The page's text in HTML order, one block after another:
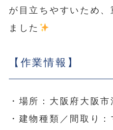
が目立ちやすいため
ました
【作業情報】
・場所：大阪府大阪市
・建物種類／間取り